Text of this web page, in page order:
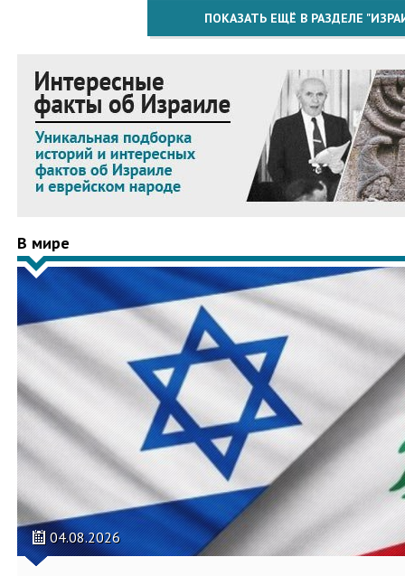
ПОКАЗАТЬ ЕЩЁ В РАЗДЕЛЕ
В мире
04.08.2026